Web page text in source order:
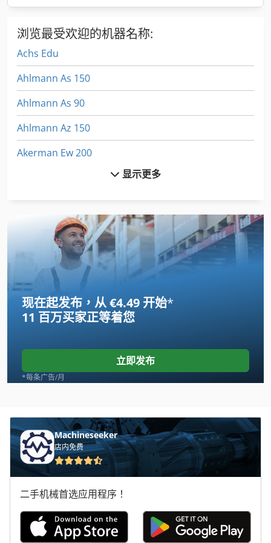
浏览最受欢迎的机器名称:
Achs Edu
Ahlmann As 150
Ahlmann As 90
Ahlmann Az 150
Akerman Ew 200
Ausa 120 Dh
Ausa 150
Ausa 150 Ahg
Ausa 150 Dg
Ausa 150 Dh
Ausa 350 Ahg
Ausa Cvh 20
Ausa D 150 Ahg
Ausa T 204 H
Dws 200
Eisele Kms 090
显示更多
现在起发布，从 €4.49 开始*
11 百万买家正等着您
立即发布
*每条广告/月
Machineseeker
店内免费
二手机械首选应用程序！